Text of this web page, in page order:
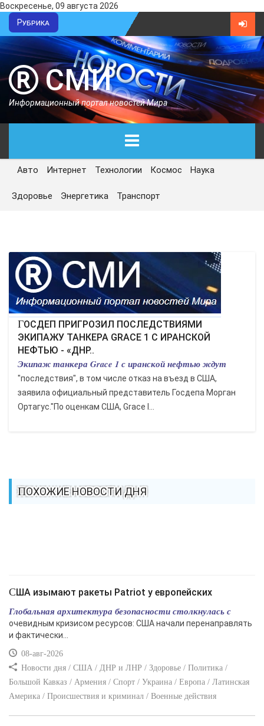
Воскресенье, 09 августа 2026
Рубрика
СМИ
Информационный портал новостей Мира
ГЛАВНАЯ
СЕГОДНЯ
ЭКОНОМИКА
КУЛЬТУРА
СПОРТ
ВОЕННЫЕ ДЕЙСТВИЯ
ПРОИСШЕСТВИЯ
Авто Интернет Технологии Космос Наука
Здоровье Энергетика Транспорт
ГОСДЕП ПРИГРОЗИЛ ПОСЛЕДСТВИЯМИ
ЭКИПАЖУ ТАНКЕРА GRACE 1 С ИРАНСКОЙ
НЕФТЬЮ - «ДНР..
Экипаж танкера Grace 1 с иранской нефтью ждут
"последствия", в том числе отказ на въезд в США,
заявила официальный представитель Госдепа Морган
Ортагус."По оценкам США, Grace I...
ПОХОЖИЕ НОВОСТИ ДНЯ
США изымают ракеты Patriot у европейских
Глобальная архитектура безопасности столкнулась с
очевидным кризисом ресурсов: США начали перенаправлять
и фактически...
08-авг-2026
Новости дня / США / ДНР и ЛНР / Здоровье / Политика /
Большой Кавказ / Армения / Спорт / Украина / Европа / Латинская
Америка / Происшествия и криминал / Военные действия